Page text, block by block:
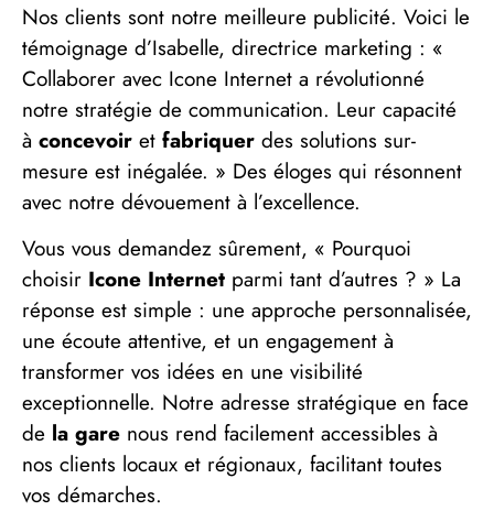
Nos clients sont notre meilleure publicité. Voici le
témoignage d’Isabelle, directrice marketing : «
Collaborer avec Icone Internet a révolutionné
notre stratégie de communication. Leur capacité
à concevoir et fabriquer des solutions sur-
mesure est inégalée. » Des éloges qui résonnent
avec notre dévouement à l’excellence.
Vous vous demandez sûrement, « Pourquoi
choisir Icone Internet parmi tant d’autres ? » La
réponse est simple : une approche personnalisée,
une écoute attentive, et un engagement à
transformer vos idées en une visibilité
exceptionnelle. Notre adresse stratégique en face
de la gare nous rend facilement accessibles à
nos clients locaux et régionaux, facilitant toutes
vos démarches.